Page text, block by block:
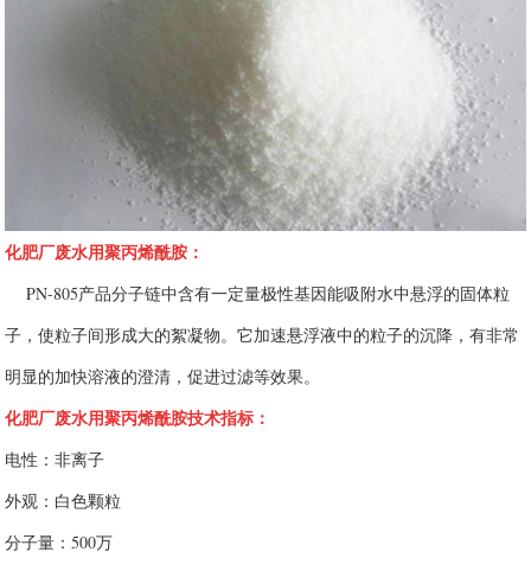
化肥厂废水用聚丙烯酰胺：
PN-805产品分子链中含有一定量极性基因能吸附水中悬浮的固体粒
子，使粒子间形成大的絮凝物。它加速悬浮液中的粒子的沉降，有非常
明显的加快溶液的澄清，促进过滤等效果。
化肥厂废水用聚丙烯酰胺技术指标：
电性：非离子
外观：白色颗粒
分子量：500万